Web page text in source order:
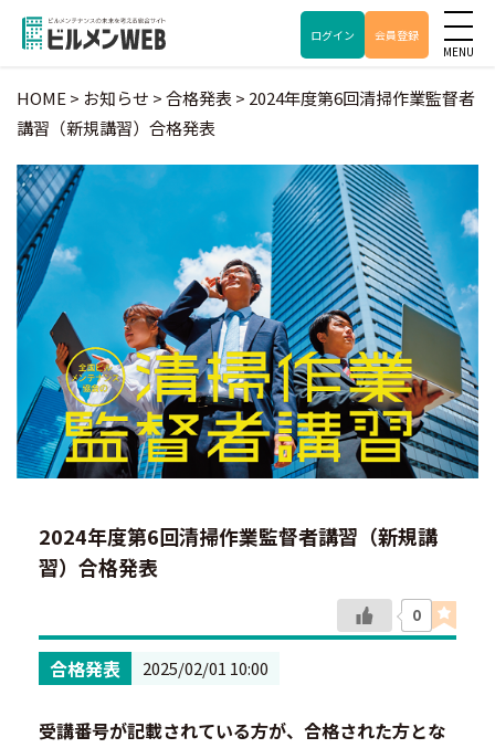
ログイン 会員登録
HOME > お知らせ >合格発表 > 2024年度第6回清掃作業監督者
講習（新規講習）合格発表
2024年度第6回清掃作業監督者講習（新規講
習）合格発表
0
合格発表 2025/02/01 10:00
受講番号が記載されている方が、合格された方とな